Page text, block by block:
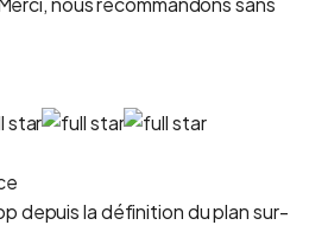
depuis la définition du plan sur-